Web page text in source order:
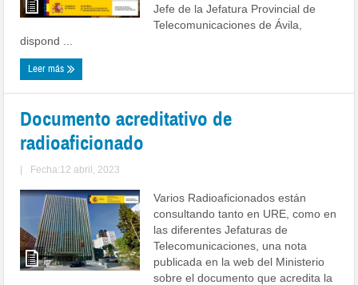
Jefe de la Jefatura Provincial de
Telecomunicaciones de Ávila,
dispond ...
Leer más
Documento acreditativo de
radioaficionado
| Fecha:12 abril, 2023
Varios Radioaficionados están
consultando tanto en URE, como en
las diferentes Jefaturas de
Telecomunicaciones, una nota
publicada en la web del Ministerio
sobre el documento que acredita la